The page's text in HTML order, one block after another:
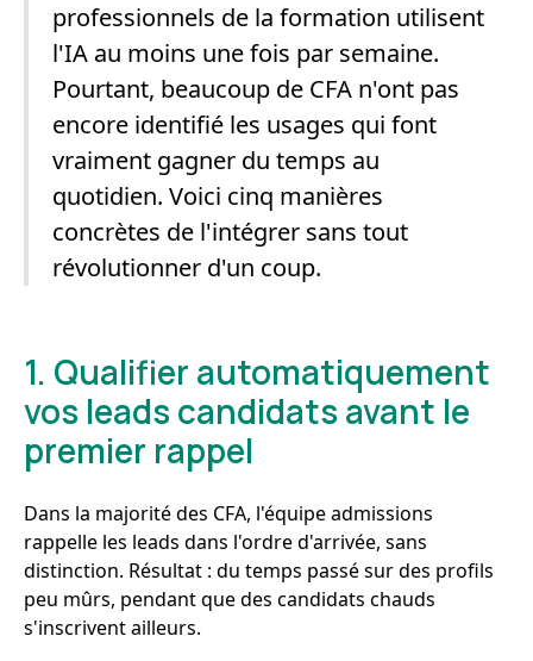
professionnels de la formation utilisent
l'IA au moins une fois par semaine.
Pourtant, beaucoup de CFA n'ont pas
encore identifié les usages qui font
vraiment gagner du temps au
quotidien. Voici cinq manières
concrètes de l'intégrer sans tout
révolutionner d'un coup.
1. Qualifier automatiquement
vos leads candidats avant le
premier rappel
Dans la majorité des CFA, l'équipe admissions
rappelle les leads dans l'ordre d'arrivée, sans
distinction. Résultat : du temps passé sur des profils
peu mûrs, pendant que des candidats chauds
s'inscrivent ailleurs.